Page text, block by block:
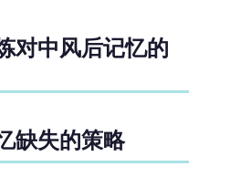
对中风后记忆的
缺失的策略